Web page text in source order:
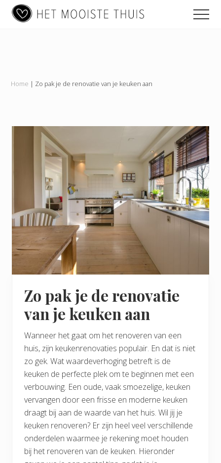
Menu
Skip
Skip
Skip
Main
navigation
Home | Zo pak je de renovatie van je keuken aan
Zo pak je de renovatie
van je keuken aan
Wanneer het gaat om het renoveren van een
huis, zijn keukenrenovaties populair. En dat is niet
zo gek. Wat waardeverhoging betreft is de
keuken de perfecte plek om te beginnen met een
verbouwing. Een oude, vaak smoezelige, keuken
vervangen door een frisse en moderne keuken
draagt bij aan de waarde van het huis. Wil jij je
keuken renoveren? Er zijn heel veel verschillende
onderdelen waarmee je rekening moet houden
bij het renoveren van de keuken. Hieronder